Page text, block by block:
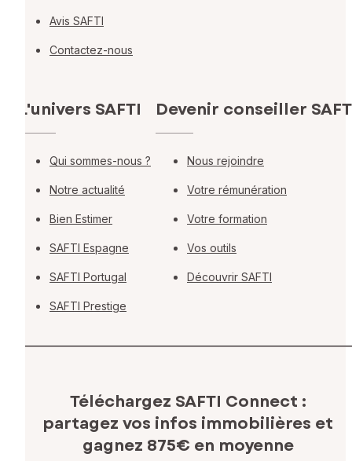
Avis SAFTI
Contactez-nous
L'univers SAFTI
Qui sommes-nous ?
Notre actualité
Bien Estimer
SAFTI Espagne
SAFTI Portugal
SAFTI Prestige
Devenir conseiller
Nous rejoindre
Votre rémunération
Votre formation
Vos outils
Découvrir SAFTI
Téléchargez SAFTI Connect :
partagez vos infos immobilières et
gagnez 875€ en moyenne